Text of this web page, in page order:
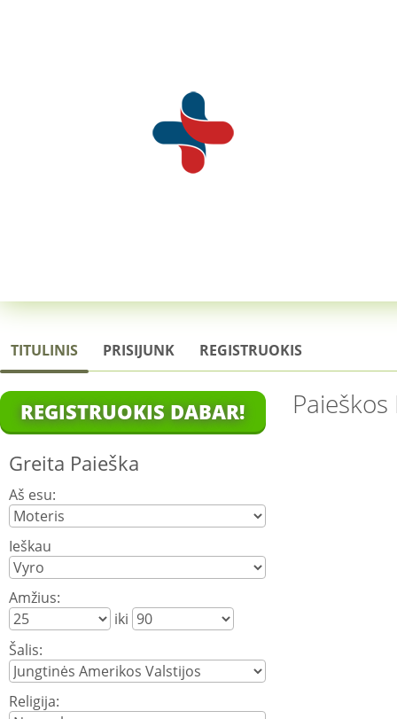
TITULINIS PRISIJUNK REGISTRUOKIS
REGISTRUOKIS DABAR!
Greita Paieška
Aš esu:
Ieškau
Amžius:
iki
Šalis:
Religija: